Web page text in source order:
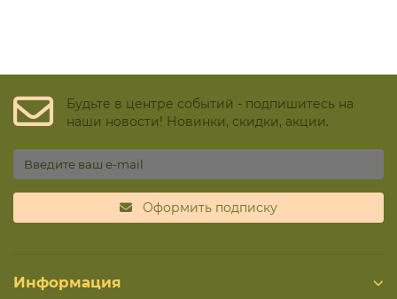
Будьте в центре событий - подпишитесь на
наши новости! Новинки, скидки, акции.
Оформить подписку
Информация